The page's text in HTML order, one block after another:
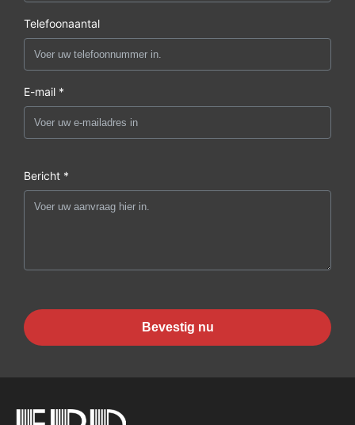
Telefoonaantal
E-mail *
Bericht *
Bevestig nu